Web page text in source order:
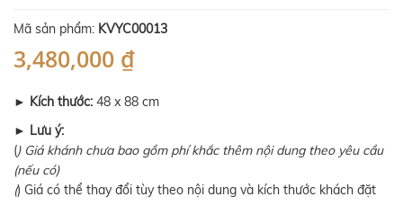
Mã sản phẩm: KVYC00013
3,480,000 ₫
► Kích thước: 48 x 88 cm
► Lưu ý:
() Giá khánh chưa bao gồm phí khắc thêm nội dung theo yêu cầu
(nếu có)
() Giá có thể thay đổi tùy theo nội dung và kích thước khách đặt